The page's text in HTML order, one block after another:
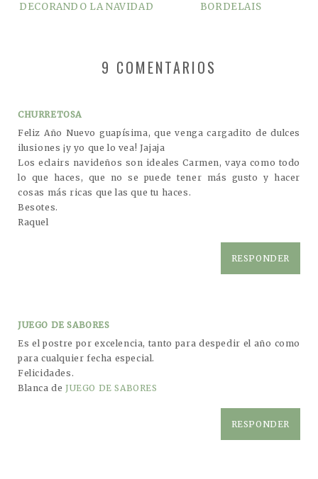
DECORANDO LA NAVIDAD
BORDELAIS
9 COMENTARIOS
CHURRETOSA
Feliz Año Nuevo guapísima, que venga cargadito de dulces
ilusiones ¡y yo que lo vea! Jajaja
Los eclairs navideños son ideales Carmen, vaya como todo
lo que haces, que no se puede tener más gusto y hacer
cosas más ricas que las que tu haces.
Besotes.
Raquel
RESPONDER
JUEGO DE SABORES
Es el postre por excelencia, tanto para despedir el año como
para cualquier fecha especial.
Felicidades.
Blanca de JUEGO DE SABORES
RESPONDER